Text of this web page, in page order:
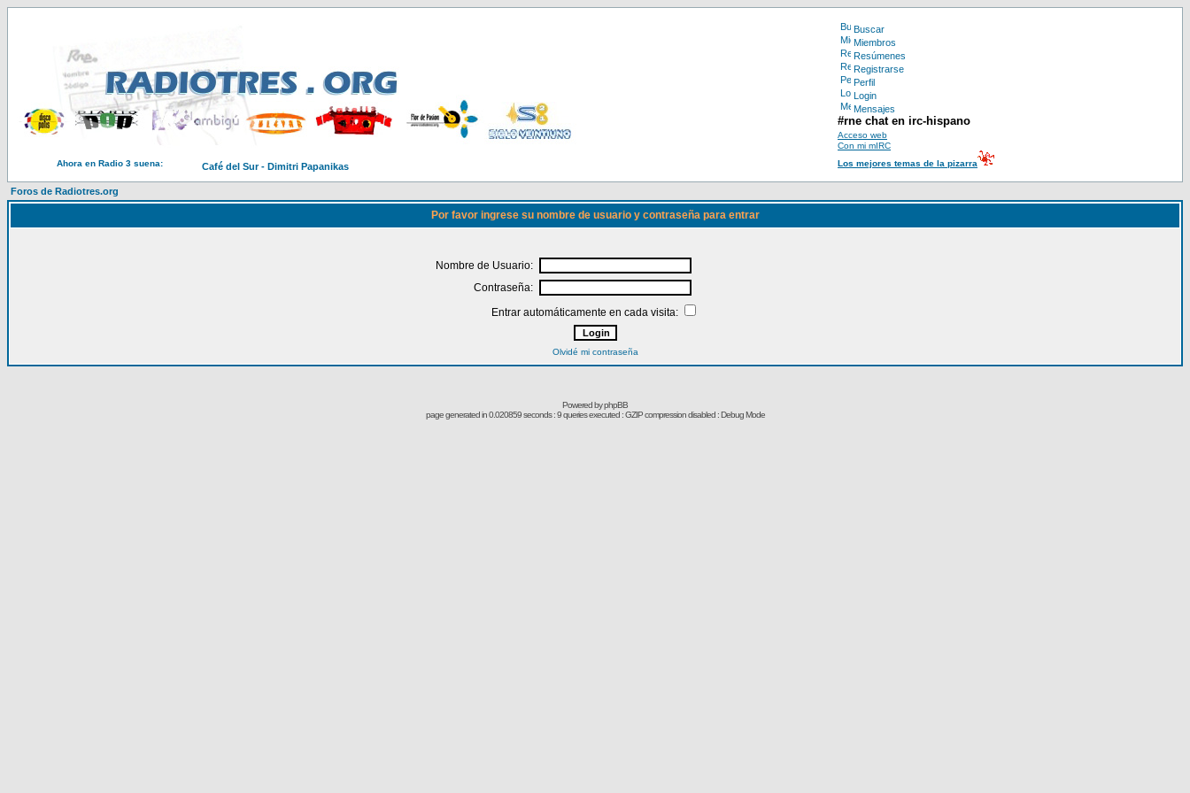
Buscar
Miembros
Resúmenes
Registrarse
Perfil
Login
Mensajes
#rne chat en irc-hispano
Acceso web
Con mi mIRC
Ahora en Radio 3 suena:
Café del Sur - Dimitri Papanikas Los mejores temas de la pizarra
Foros de Radiotres.org
Por favor ingrese su nombre de usuario y contraseña para entrar
Nombre de Usuario:
Contraseña:
Entrar automáticamente en cada visita:
Olvidé mi contraseña
Powered byphpBB
page generated in 0.020859 seconds : 9 queries executed : GZIP compression disabled : Debug Mode